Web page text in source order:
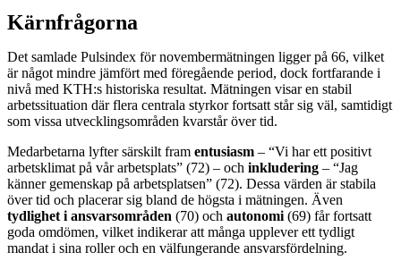
Kärnfrågorna
Det samlade Pulsindex för novembermätningen ligger på 66, vilket
är något mindre jämfört med föregående period, dock fortfarande i
nivå med KTH:s historiska resultat. Mätningen visar en stabil
arbetssituation där flera centrala styrkor fortsatt står sig väl, samtidigt
som vissa utvecklingsområden kvarstår över tid.
Medarbetarna lyfter särskilt fram entusiasm – “Vi har ett positivt
arbetsklimat på vår arbetsplats” (72) – och inkludering – “Jag
känner gemenskap på arbetsplatsen” (72). Dessa värden är stabila
över tid och placerar sig bland de högsta i mätningen. Även
tydlighet i ansvarsområden (70) och autonomi (69) får fortsatt
goda omdömen, vilket indikerar att många upplever ett tydligt
mandat i sina roller och en välfungerande ansvarsfördelning.